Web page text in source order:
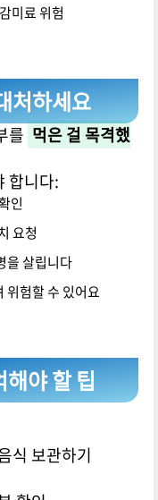
미료 위험
처하세요
를 먹은 걸 목격했
합니다:
인
요청
을 살립니다
위험할 수 있어요
야 할 팁
식 보관하기